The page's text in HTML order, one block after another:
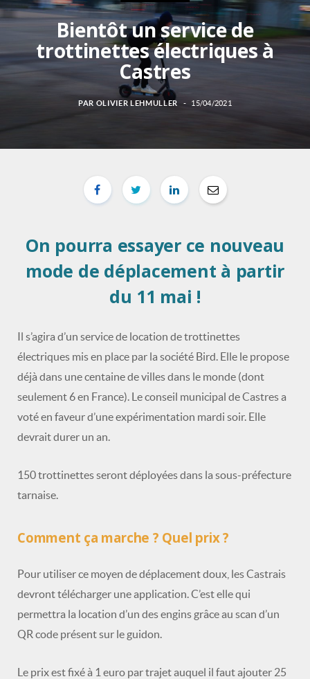
Bientôt un service de
trottinettes électriques à
Castres
PAR OLIVIER LEHMULLER 15/04/2021
On pourra essayer ce nouveau
mode de déplacement à partir
du 11 mai !
Il s’agira d’un service de location de trottinettes
électriques mis en place par la société Bird. Elle le propose
déjà dans une centaine de villes dans le monde (dont
seulement 6 en France). Le conseil municipal de Castres a
voté en faveur d’une expérimentation mardi soir. Elle
devrait durer un an.
150 trottinettes seront déployées dans la sous-préfecture
tarnaise.
Comment ça marche ? Quel prix ?
Pour utiliser ce moyen de déplacement doux, les Castrais
devront télécharger une application. C’est elle qui
permettra la location d’un des engins grâce au scan d’un
QR code présent sur le guidon.
Le prix est fixé à 1 euro par trajet auquel il faut ajouter 25